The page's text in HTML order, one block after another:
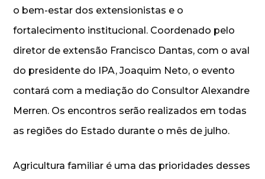
o bem-estar dos extensionistas e o
fortalecimento institucional. Coordenado pelo
diretor de extensão Francisco Dantas, com o aval
do presidente do IPA, Joaquim Neto, o evento
contará com a mediação do Consultor Alexandre
Merren. Os encontros serão realizados em todas
as regiões do Estado durante o mês de julho.
Agricultura familiar é uma das prioridades desses